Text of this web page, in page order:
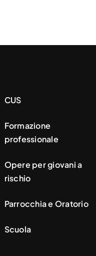
CUS
Formazione
professionale
Opere per giovani a
rischio
Parrocchia e Oratorio
Scuola